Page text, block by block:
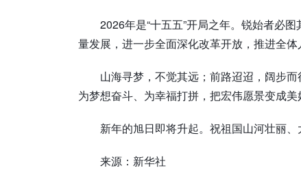
2026年是“十五五”开局之年。锐始者必
量发展，进一步全面深化改革开放，推进全体
山海寻梦，不觉其远；前路迢迢，阔步
为梦想奋斗、为幸福打拼，把宏伟愿景变成美
新年的旭日即将升起。祝祖国山河壮丽
来源：新华社